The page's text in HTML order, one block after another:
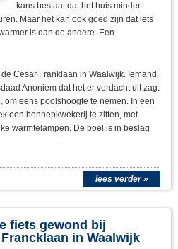
kans bestaat dat het huis minder
Maar het kan ook goed zijn dat iets
is dan de andere. Een
Cesar Franklaan in Waalwijk. Iemand
Anoniem dat het er verdacht uit zag.
om eens poolshoogte te nemen. In een
een hennepkwekerij te zitten, met
warmtelampen. De boel is in beslag
lees verder »
fiets gewond bij
in Waalwijk